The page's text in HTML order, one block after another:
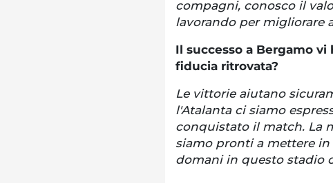
compagni, conosco il
lavorando per migliorare
Il successo a Bergamo
fiducia ritrovata?
Le vittorie aiutano
l'Atalanta ci siamo
conquistato il match. La
siamo pronti a mettere
domani in questo stadio